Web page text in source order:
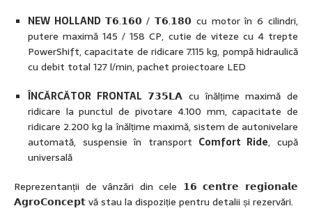
NEW HOLLAND 𝗧𝟲.𝟭𝟲𝟬 / 𝗧𝟲.𝟭𝟴𝟬 cu motor în 6 cilindri,
putere maximă 145 / 158 CP, cutie de viteze cu 4 trepte
PowerShift, capacitate de ridicare 7.115 kg, pompă hidraulică
cu debit total 127 l/min, pachet proiectoare LED
ÎNCĂRCĂTOR FRONTAL 𝟳𝟯𝟱𝗟𝗔 cu înălțime maximă de
ridicare la punctul de pivotare 4.100 mm, capacitate de
ridicare 2.200 kg la înălțime maximă, sistem de autonivelare
automată, suspensie în transport Comfort Ride, cupă
universală
Reprezentanții de vânzări din cele 𝟭𝟲 𝗰𝗲𝗻𝘁𝗿𝗲 𝗿𝗲𝗴𝗶𝗼𝗻𝗮𝗹𝗲
𝗔𝗴𝗿𝗼𝗖𝗼𝗻𝗰𝗲𝗽𝘁 vă stau la dispoziție pentru detalii și rezervări.